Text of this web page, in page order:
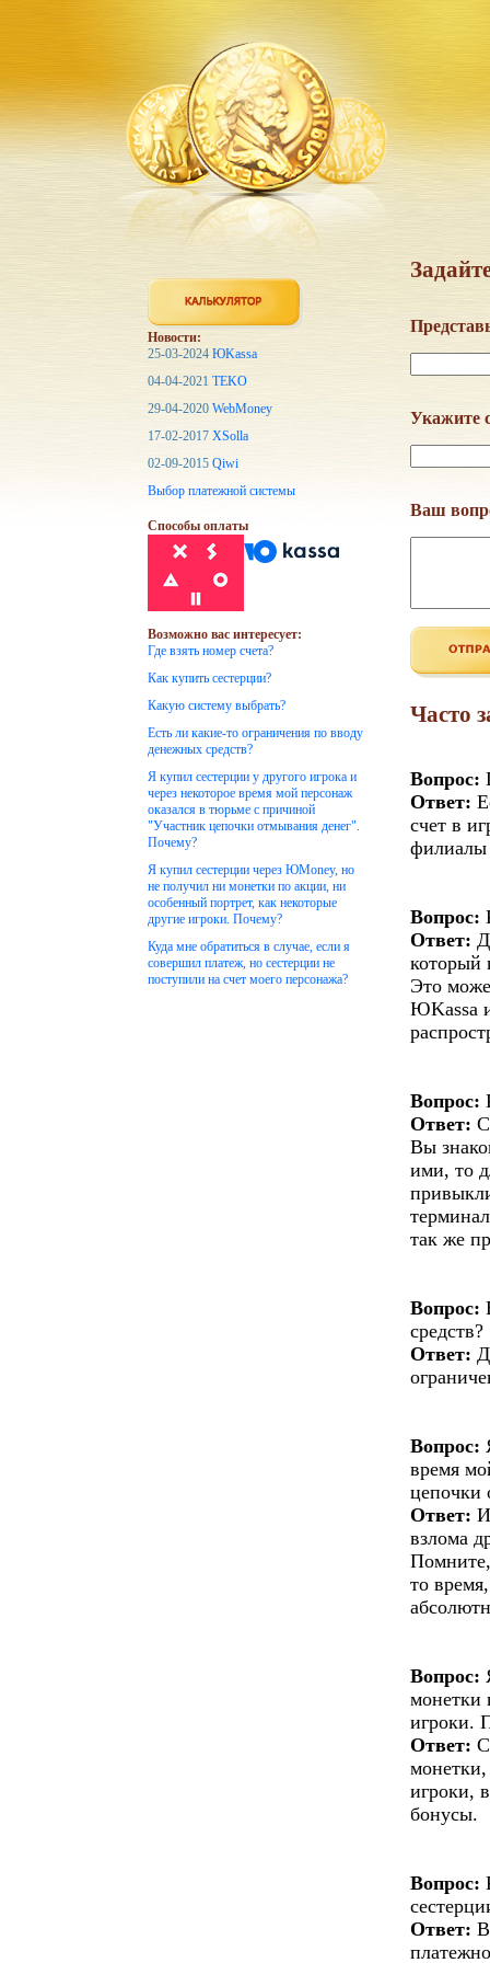
Укажите
Ваш
Часто
Вопрос:
Ответ:
счет в
филиалы
Вопрос:
Ответ:
который
Это
ЮKassa
Вопрос:
Ответ:
Вы
ими, то
так же
Вопрос:
средств?
Ответ:
Вопрос:
время
цепочки
Ответ:
взлома
то
Вопрос:
монетки
игроки.
Ответ:
монетки,
игроки,
бонусы.
Вопрос:
Ответ:
Новости:
25-03-2024 ЮKassa
04-04-2021 TEKO
29-04-2020 WebMoney
17-02-2017 XSolla
02-09-2015 Qiwi
Выбор платежной системы
Способы оплаты
Возможно вас интересует:
Где взять номер счета?
Как купить сестерции?
Какую систему выбрать?
Есть ли какие-то ограничения по вводу
денежных средств?
Я купил сестерции у другого игрока и
через некоторое время мой персонаж
оказался в тюрьме с причиной
"Участник цепочки отмывания денег".
Почему?
Я купил сестерции через ЮMoney, но
не получил ни монетки по акции, ни
особенный портрет, как некоторые
другие игроки. Почему?
Куда мне обратиться в случае, если я
совершил платеж, но сестерции не
поступили на счет моего персонажа?